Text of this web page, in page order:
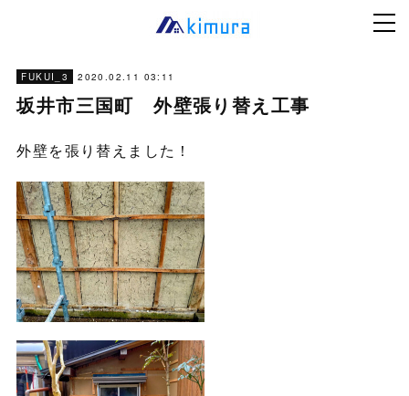
FUKUI_3 2020.02.11 03:11
坂井市三国町 外壁張り替え工事
外壁を張り替えました！